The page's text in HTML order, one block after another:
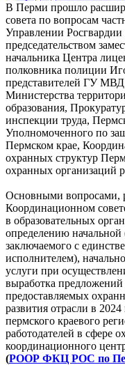
В Перми прошло
совета по вопросам
Управлении
председательством
начальника Центра
полковника полиции
представителей ГУ
Министерства
образования,
инспекции труда,
Уполномоченного по
Пермском крае,
охранных структур
охранных организаций
Основными вопросами,
Координационном
в образовательных
определению
заключаемого с
исполнителем),
услуги при
выработка
предоставляемых
развития отрасли в
пермского краевого
работодателей в сфере
координационного
(РООР ФКЦ РОС по